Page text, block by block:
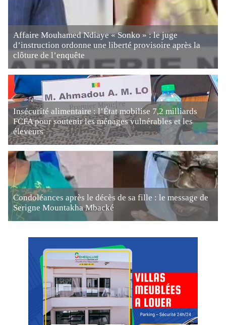
Affaire Mouhamed Ndiaye « Sonko » : le juge
d’instruction ordonne une liberté provisoire après la
clôture de l’enquête
Insécurité alimentaire : l’État mobilise 7,2 milliards
FCFA pour soutenir les ménages vulnérables et les
éleveurs
Condoléances après le décès de sa fille : le message de
Serigne Mountakha Mbacké